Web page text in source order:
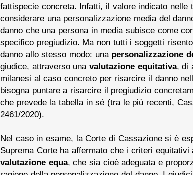
fattispecie concreta. Infatti, il valore indicato nelle
considerare una personalizzazione media del
danno che una persona in media subisce come
specifico pregiudizio. Ma non tutti i soggetti
danno allo stesso modo: una personalizzazione
giudice, attraverso unavalutazione equitativa, di
milanesi al caso concreto per risarcire il danno
bisogna puntare a risarcire il pregiudizio
che prevede la tabella in sé (tra le più recenti,
2461/2020).
Nel caso in esame, la Corte di Cassazione si è
Suprema Corte ha affermato che i criteri
valutazione equa, che sia cioè adeguata e